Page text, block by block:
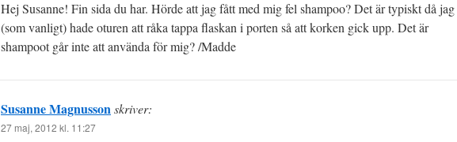
Hej Susanne! Fin sida du har. Hörde att jag fått med mig fel shampoo? Det är typiskt då jag
(som vanligt) hade oturen att råka tappa flaskan i porten så att korken gick upp. Det är
shampoot går inte att använda för mig? /Madde
Susanne Magnussonskriver:
27 maj, 2012 kl. 11:27